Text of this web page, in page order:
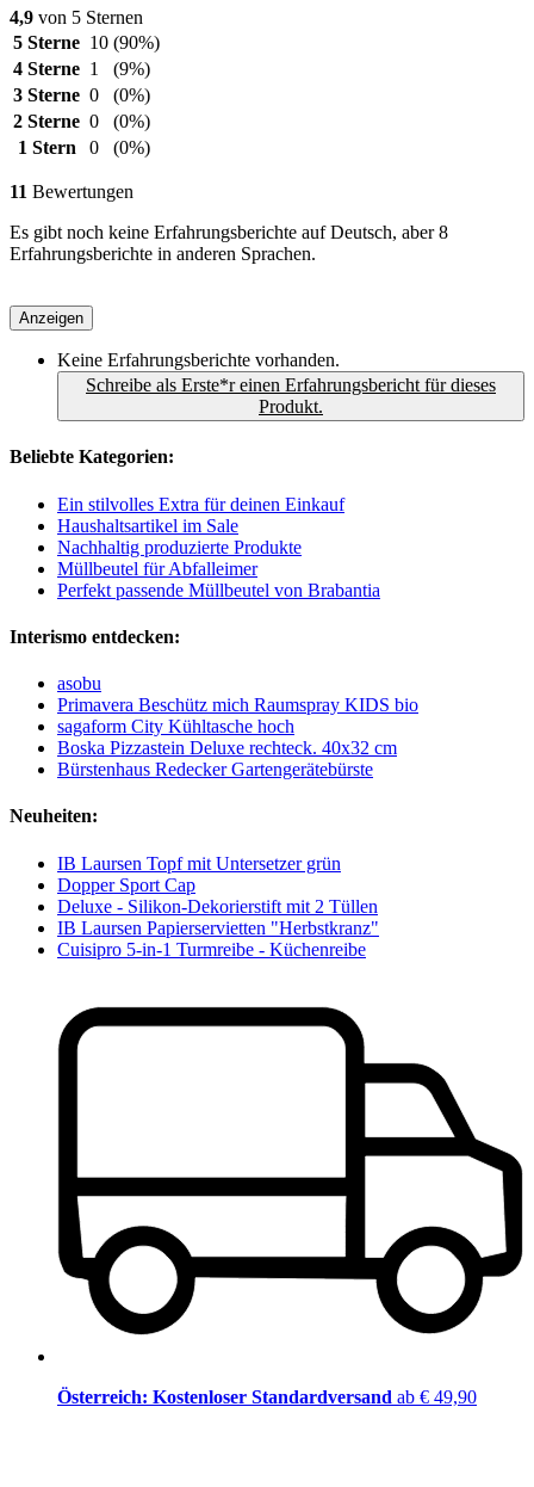
4,9 von 5 Sternen
5 Sterne 10 (90%)
4 Sterne 1
(9%)
3 Sterne 0
(0%)
2 Sterne 0
(0%)
1 Stern
0 (0%)
11 Bewertungen
Es gibt noch keine Erfahrungsberichte auf Deutsch, aber 8
Erfahrungsberichte in anderen Sprachen.
Anzeigen
Keine Erfahrungsberichte vorhanden.
Schreibe als Erste*r einen Erfahrungsbericht für dieses
Produkt.
Beliebte Kategorien:
Ein stilvolles Extra für deinen Einkauf
Haushaltsartikel im Sale
Nachhaltig produzierte Produkte
Müllbeutel für Abfalleimer
Perfekt passende Müllbeutel von Brabantia
Interismo entdecken:
asobu
Primavera Beschütz mich Raumspray KIDS bio
sagaform City Kühltasche hoch
Boska Pizzastein Deluxe rechteck. 40x32 cm
Bürstenhaus Redecker Gartengerätebürste
Neuheiten:
IB Laursen Topf mit Untersetzer grün
Dopper Sport Cap
Deluxe - Silikon-Dekorierstift mit 2 Tüllen
IB Laursen Papierservietten "Herbstkranz"
Cuisipro 5-in-1 Turmreibe - Küchenreibe
Österreich: Kostenloser Standardversand ab € 49,90